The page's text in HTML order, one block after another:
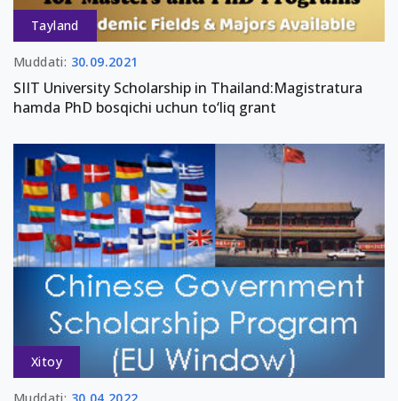
Tayland
Muddati: 30.09.2021
SIIT University Scholarship in Thailand:Magistratura
hamda PhD bosqichi uchun to‘liq grant
Xitoy